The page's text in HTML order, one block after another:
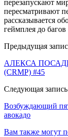
перезапускают
пересматривают
рассказывается
геймплея до
Предыдущая
АЛЕКСА
(CRMP) #45
Следующая запись
Возбуждающий
авокадо
Вам также могут